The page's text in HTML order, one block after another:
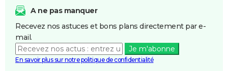
A ne pas manquer
Recevez nos astuces et bons plans directement par e-
mail.
Je m'abonne
En savoir plus sur notre politique de confidentialité